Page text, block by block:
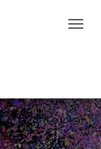
A
Z
I
O